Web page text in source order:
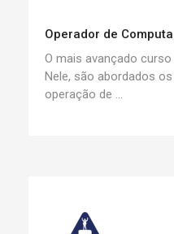
Operador de
O mais avançado
Nele, são abordados
operação de ...